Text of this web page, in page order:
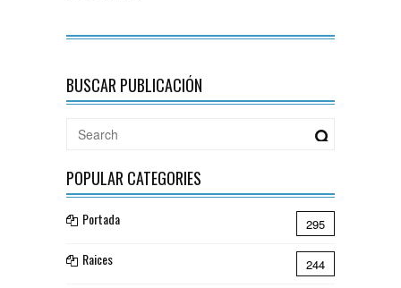
BUSCAR PUBLICACIÓN
POPULAR CATEGORIES
Portada 295
Raices 244